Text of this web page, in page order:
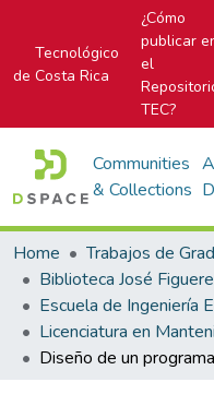
Tecnológico
de Costa Rica
¿Cómo
publicar
el
TEC?
Communities
& Collections
Home
Trabajos de